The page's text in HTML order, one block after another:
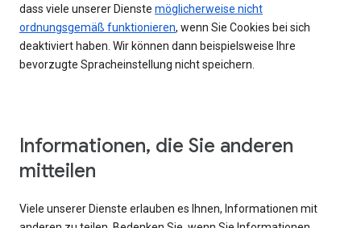
dass viele unserer Dienste möglicherweise nicht
ordnungsgemäß funktionieren, wenn Sie Cookies bei sich
deaktiviert haben. Wir können dann beispielsweise Ihre
bevorzugte Spracheinstellung nicht speichern.
Informationen, die Sie anderen
mitteilen
Viele unserer Dienste erlauben es Ihnen, Informationen mit